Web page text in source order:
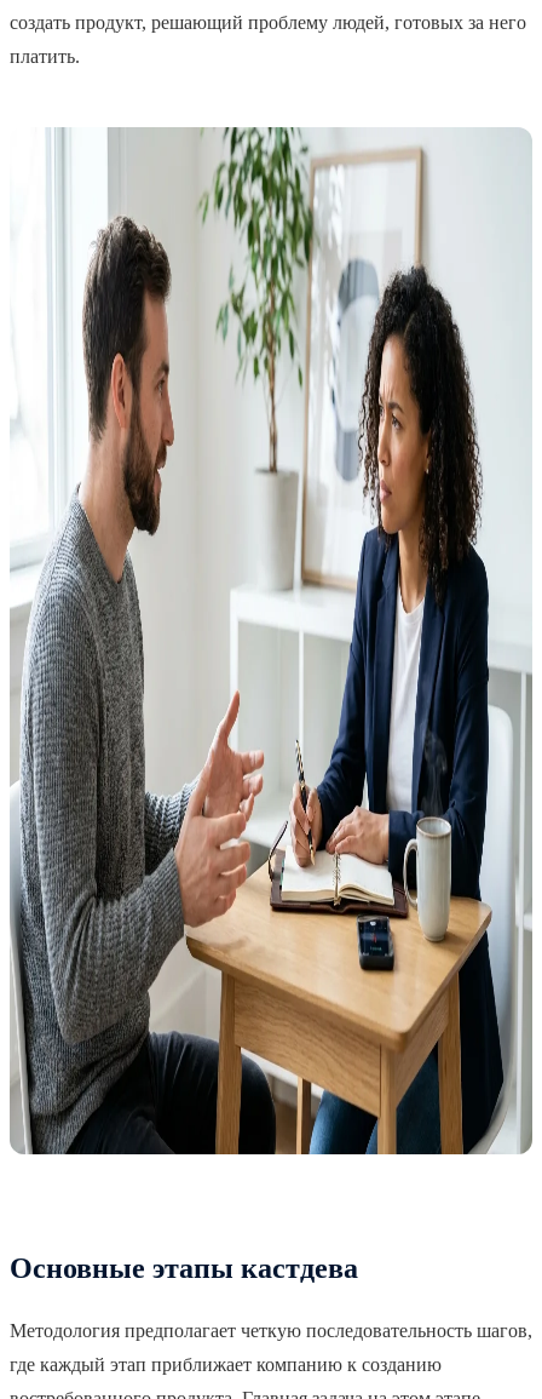
создать продукт, решающий проблему людей, готовых за него
платить.
Основные этапы кастдева
Методология предполагает четкую последовательность шагов,
где каждый этап приближает компанию к созданию